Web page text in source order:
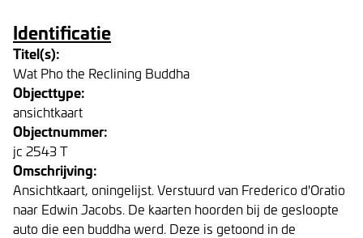
Identificatie
Titel(s):
Wat Pho the Reclining Buddha
Objecttype:
ansichtkaart
Objectnummer:
jc 2543 T
Omschrijving:
Ansichtkaart, oningelijst. Verstuurd van Frederico d'Oratio
naar Edwin Jacobs. De kaarten hoorden bij de gesloopte
auto die een buddha werd. Deze is getoond in de